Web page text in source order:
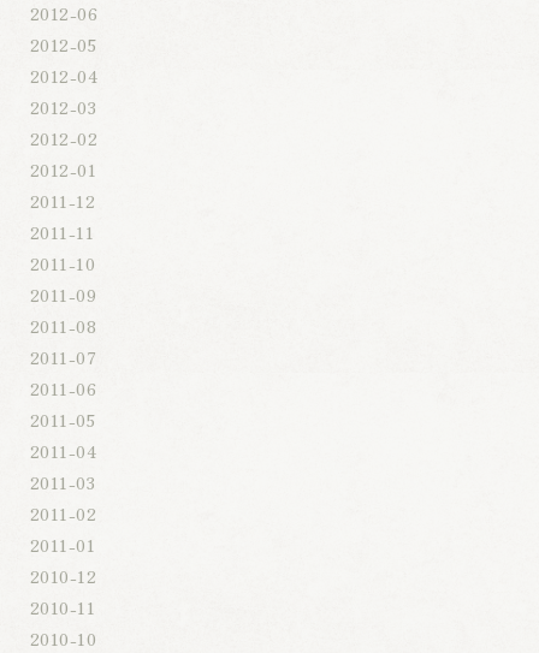
2012-06
2012-05
2012-04
2012-03
2012-02
2012-01
2011-12
2011-11
2011-10
2011-09
2011-08
2011-07
2011-06
2011-05
2011-04
2011-03
2011-02
2011-01
2010-12
2010-11
2010-10